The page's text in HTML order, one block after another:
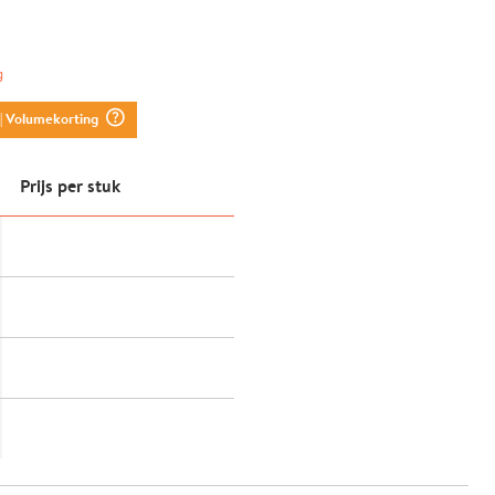
| Volumekorting question_mark_circle
Prijs per stuk